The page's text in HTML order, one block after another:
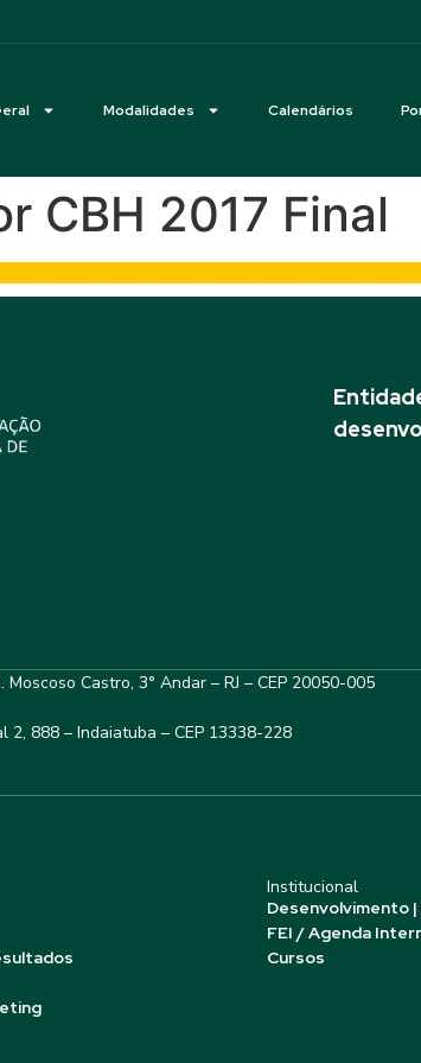
Modalidades Calendários
CBH 2017 Final
Castro, 3° Andar – RJ – CEP 20050-005
2, 888 – Indaiatuba – CEP 13338-228
Institucional
Desenvolvimento |
FEI / Agenda
Cursos